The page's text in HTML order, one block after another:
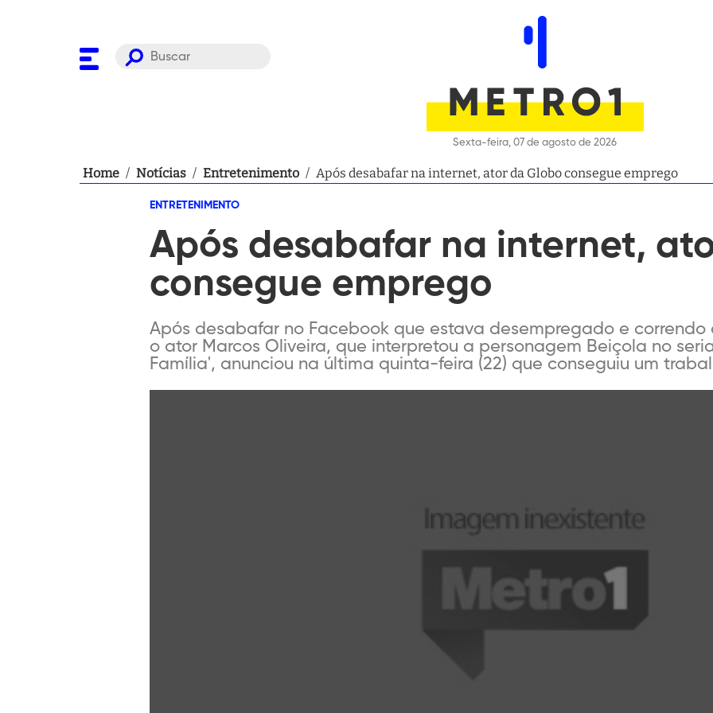
Sexta-feira, 07 de agosto de 2026
Home / Notícias / Entretenimento / Após desabafar na internet, ator da Globo consegue emprego
ENTRETENIMENTO
Após desabafar na internet,
consegue emprego
Após desabafar no Facebook que estava desempregado e correndo
o ator Marcos Oliveira, que interpretou a personagem Beiçola no
Família', anunciou na última quinta-feira (22) que conseguiu um